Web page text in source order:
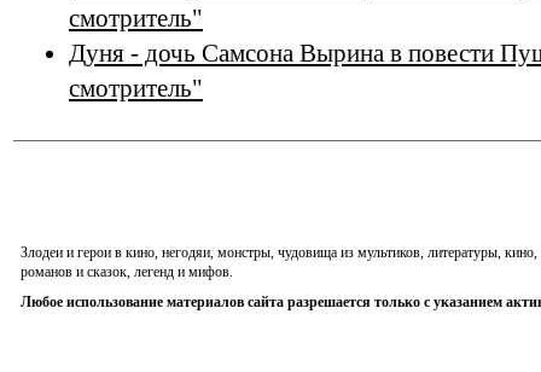
смотритель"
Дуня - дочь Самсона Вырина в повести
смотритель"
Злодеи и герои в кино, негодяи, монстры, чудовища из мультиков, литературы,
романов и сказок, легенд и мифов.
Любое использование материалов сайта разрешается только с указанием